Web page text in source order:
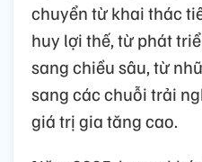
chuyển từ khai thác
huy lợi thế, từ phát
sang chiều sâu, từ
sang các chuỗi trải
giá trị gia tăng cao.